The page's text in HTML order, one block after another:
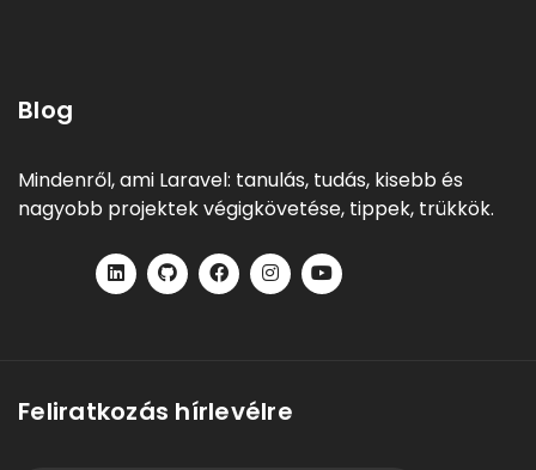
Blog
Mindenről, ami Laravel: tanulás, tudás, kisebb és
nagyobb projektek végigkövetése, tippek, trükkök.
Feliratkozás hírlevélre